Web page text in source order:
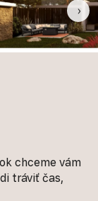
›
chceme vám
tráviť čas,